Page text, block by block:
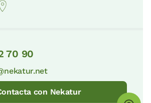
70 90
con Nekatur